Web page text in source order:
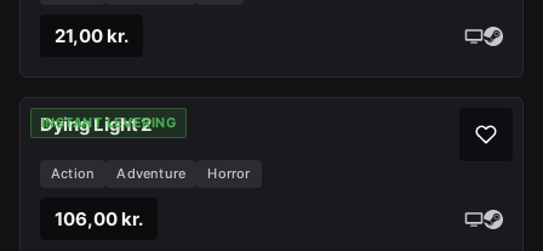
21,00 kr.
INSTANT LEVERING
Dying Light 2
Action Adventure Horror
106,00 kr.